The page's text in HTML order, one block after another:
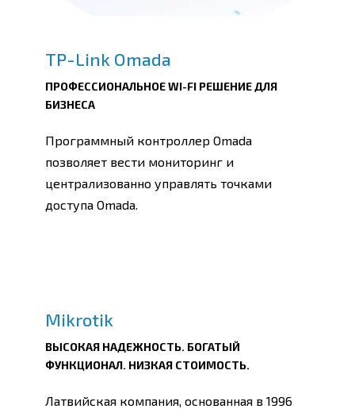
TP-Link Omada
ПРОФЕССИОНАЛЬНОЕ WI-FI РЕШЕНИЕ ДЛЯ
БИЗНЕСА
Программный контроллер Omada
позволяет вести мониторинг и
централизованно управлять точками
доступа Omada.
Mikrotik
ВЫСОКАЯ НАДЕЖНОСТЬ. БОГАТЫЙ
ФУНКЦИОНАЛ. НИЗКАЯ СТОИМОСТЬ.
Латвийская компания, основанная в 1996